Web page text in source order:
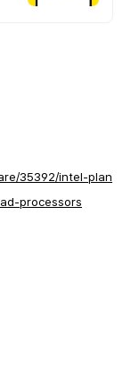
35392/intel-plan
processors